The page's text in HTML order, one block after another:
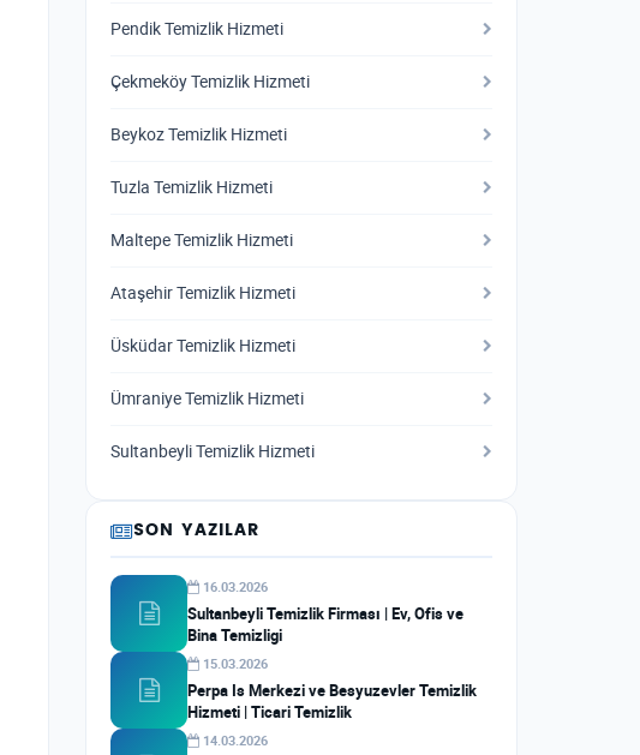
Pendik Temizlik Hizmeti
Çekmeköy Temizlik Hizmeti
Beykoz Temizlik Hizmeti
Tuzla Temizlik Hizmeti
Maltepe Temizlik Hizmeti
Ataşehir Temizlik Hizmeti
Üsküdar Temizlik Hizmeti
Ümraniye Temizlik Hizmeti
Sultanbeyli Temizlik Hizmeti
SON YAZILAR
16.03.2026
Sultanbeyli Temizlik Firması | Ev, Ofis ve
Bina Temizligi
15.03.2026
Perpa Is Merkezi ve Besyuzevler Temizlik
Hizmeti | Ticari Temizlik
14.03.2026